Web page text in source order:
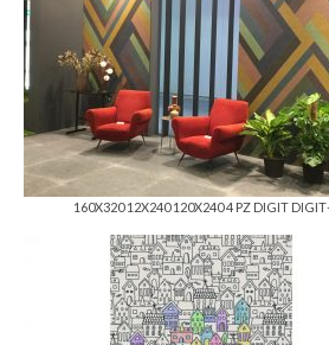
160X320 12X240 120X240 4 PZ DIGIT